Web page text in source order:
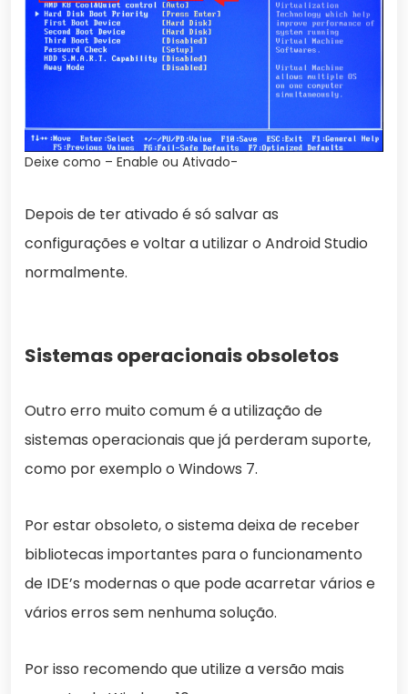
Deixe como – Enable ou Ativado-
Depois de ter ativado é só salvar as
configurações e voltar a utilizar o Android Studio
normalmente.
Sistemas operacionais obsoletos
Outro erro muito comum é a utilização de
sistemas operacionais que já perderam suporte,
como por exemplo o Windows 7.
Por estar obsoleto, o sistema deixa de receber
bibliotecas importantes para o funcionamento
de IDE’s modernas o que pode acarretar vários e
vários erros sem nenhuma solução.
Por isso recomendo que utilize a versão mais